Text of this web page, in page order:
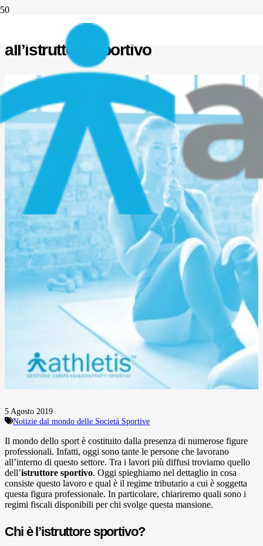
Il trattamento fiscale dei compensi
all’istruttore sportivo
5 Agosto 2019
Notizie dal mondo delle Società Sportive
Il mondo dello sport è costituito dalla presenza di numerose figure
professionali. Infatti, oggi sono tante le persone che lavorano
all’interno di questo settore. Tra i lavori più diffusi troviamo quello
dell’istruttore sportivo. Oggi spieghiamo nel dettaglio in cosa
consiste questo lavoro e qual è il regime tributario a cui è soggetta
questa figura professionale. In particolare, chiariremo quali sono i
regimi fiscali disponibili per chi svolge questa mansione.
Chi è l’istruttore sportivo?